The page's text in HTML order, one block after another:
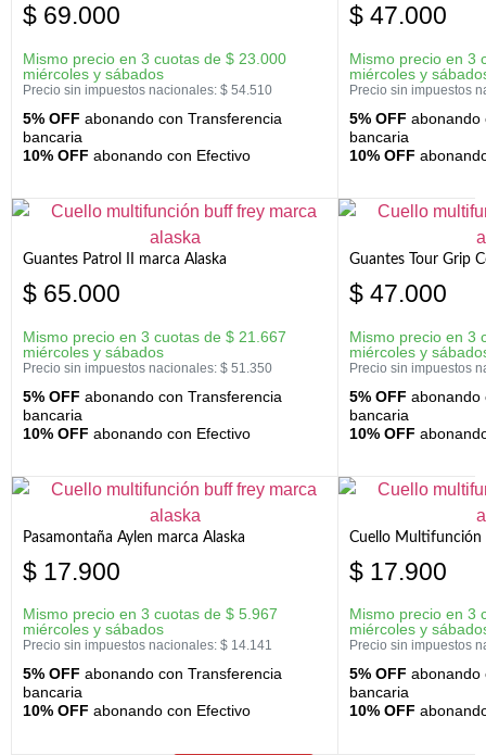
$ 69.000
Mismo precio en 3 cuotas de $ 23.000
miércoles y sábados
Precio sin impuestos nacionales: $ 54.510
5% OFF abonando con Transferencia
bancaria
10% OFF abonando con Efectivo
$ 47.000
Mismo precio en 3
miércoles y
Precio sin impuestos
5% OFF abonando
bancaria
10% OFF
Guantes Patrol II marca Alaska
$ 65.000
Mismo precio en 3 cuotas de $ 21.667
miércoles y sábados
Precio sin impuestos nacionales: $ 51.350
5% OFF abonando con Transferencia
bancaria
10% OFF abonando con Efectivo
Guantes Tour Grip
$ 47.000
Mismo precio en 3
miércoles y
Precio sin impuestos
5% OFF abonando
bancaria
10% OFF
Pasamontaña Aylen marca Alaska
$ 17.900
Mismo precio en 3 cuotas de $ 5.967
miércoles y sábados
Precio sin impuestos nacionales: $ 14.141
5% OFF abonando con Transferencia
bancaria
10% OFF abonando con Efectivo
Cuello Multifunción
$ 17.900
Mismo precio en 3
miércoles y
Precio sin impuestos
5% OFF abonando
bancaria
10% OFF